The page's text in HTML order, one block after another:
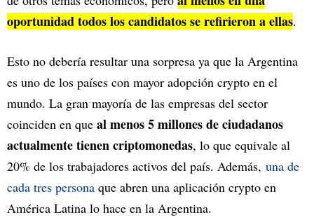
oportunidad todos los candidatos se refirieron a ellas.
Esto no debería resultar una sorpresa ya que la Argentina
es uno de los países con mayor adopción crypto en el
mundo. La gran mayoría de las empresas del sector
coinciden en que al menos 5 millones de ciudadanos
actualmente tienen criptomonedas, lo que equivale al
20% de los trabajadores activos del país. Además, una de
cada tres persona que abren una aplicación crypto en
América Latina lo hace en la Argentina.